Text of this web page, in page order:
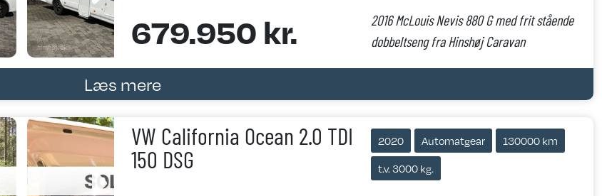
679.950 kr.
2016 McLouis Nevis 880 G med frit stående
dobbeltseng fra Hinshøj Caravan
Læs mere
VW California Ocean 2.0 TDI
150 DSG
2020 Automatgear 130000 km
t.v. 3000 kg.